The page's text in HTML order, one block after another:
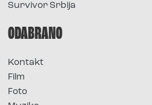
Survivor Srbija
ODABRANO
Kontakt
Film
Foto